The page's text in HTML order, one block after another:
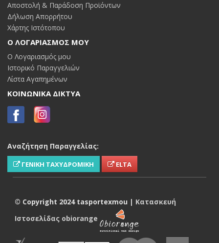
Αποστολή & Παράδοση Προϊόντων
Δήλωση Απορρήτου
Χάρτης Ιστότοπου
Ο ΛΟΓΑΡΙΑΣΜΌΣ ΜΟΥ
Ο Λογαριασμός μου
Ιστορικό Παραγγελιών
Λίστα Αγαπημένων
ΚΟΙΝΩΝΙΚΑ ΔΙΚΤΥΑ
Αναζήτηση Παραγγελίας:
ΓΕΝΙΚΗ ΤΑΧΥΔΡΟΜΙΚΗ ELTA
© Copyright 2024 tasportexmou | Κατασκευή
Ιστοσελίδας obiorange